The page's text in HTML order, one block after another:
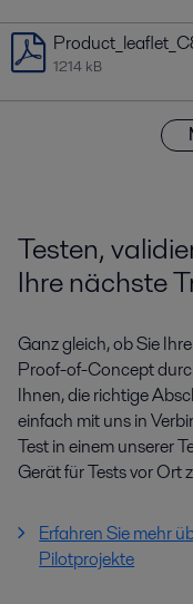
1214 kB
Testen,
Ihre nächste
Ganz gleich, ob Sie
Proof-of-Concept
Ihnen, die richtige
einfach mit uns in
Test in einem unserer
Gerät für Tests vor Ort
Erfahren Sie mehr
Pilotprojekte